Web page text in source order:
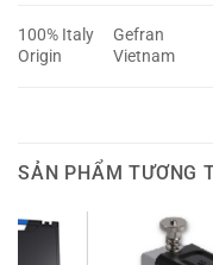
100% Italy
Origin
Gefran
Vietnam
SẢN PHẨM TƯƠNG